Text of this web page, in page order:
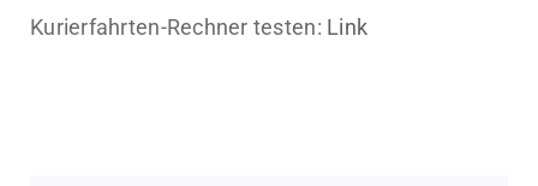
Kurierfahrten-Rechner testen: Link